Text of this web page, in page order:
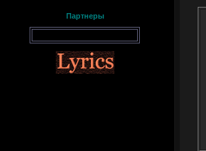
Партнеры